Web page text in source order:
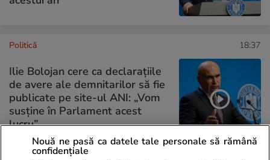
Politică 18:37
Ilie Bolojan cere ca declarațiile
de avere ale demnitarilor să fie
publicate pe site-ul ANI: „Vom
susține în Parlament acest
lucru”
Nouă ne pasă ca datele tale personale să rămână
confidențiale